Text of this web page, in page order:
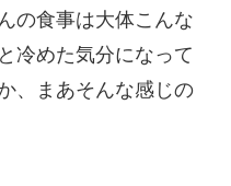
の食事は大体こんな
冷めた気分になって
、まあそんな感じの